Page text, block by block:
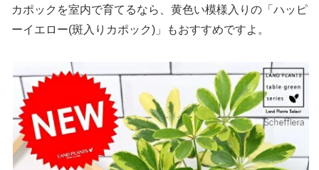
カポックを室内で育てるなら、黄色い模様入りの「ハッピ
ーイエロー(斑入りカポック)」もおすすめですよ。